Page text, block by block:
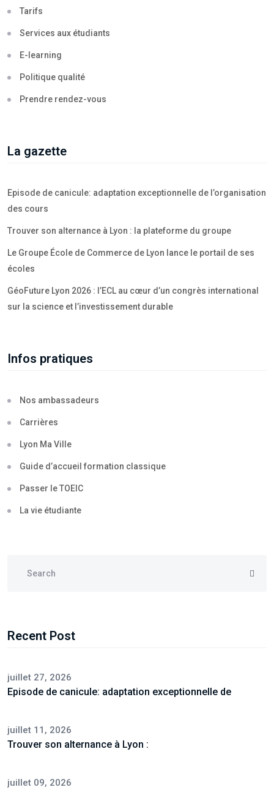
Tarifs
Services aux étudiants
E-learning
Politique qualité
Prendre rendez-vous
La gazette
Episode de canicule: adaptation exceptionnelle de l’organisation
des cours
Trouver son alternance à Lyon : la plateforme du groupe
Le Groupe École de Commerce de Lyon lance le portail de ses
écoles
GéoFuture Lyon 2026 : l’ECL au cœur d’un congrès international
sur la science et l’investissement durable
Infos pratiques
Nos ambassadeurs
Carrières
Lyon Ma Ville
Guide d’accueil formation classique
Passer le TOEIC
La vie étudiante
Recent Post
juillet 27, 2026
Episode de canicule: adaptation exceptionnelle de
juillet 11, 2026
Trouver son alternance à Lyon :
juillet 09, 2026